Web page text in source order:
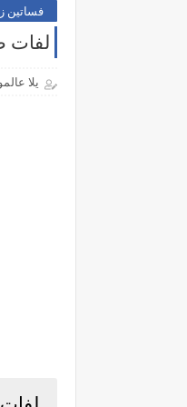
فساتين
لفات طرح
يلا